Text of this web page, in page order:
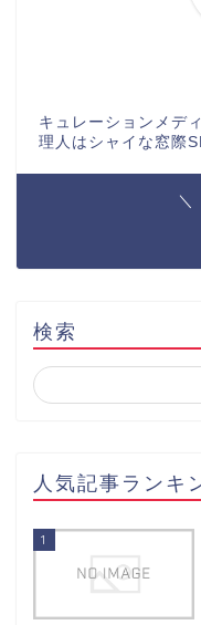
キュレーションメデ
理人はシャイな窓際
検索
人気記事ランキ
1